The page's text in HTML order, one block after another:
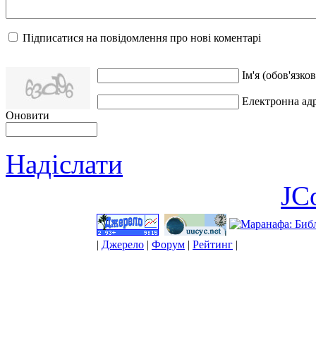
Підписатися на повідомлення про нові коментарі
Оновити
Ім'я
Електронна
Надіслати
| Джерело | Форум | Рейтинг |